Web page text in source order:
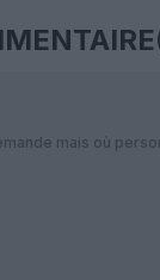
mais où